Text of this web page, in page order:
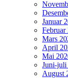
Januar
Februar
Mars
April
Mai
Juni-juli
August